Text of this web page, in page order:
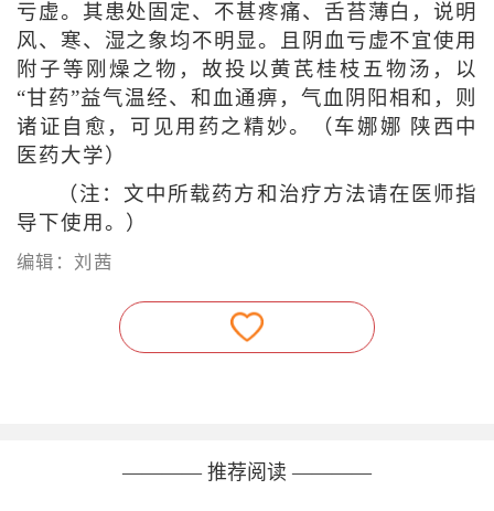
亏虚。其患处固定、不甚疼痛、舌苔薄白，说明
风、寒、湿之象均不明显。且阴血亏虚不宜使用
附子等刚燥之物，故投以黄芪桂枝五物汤，以
“甘药”益气温经、和血通痹，气血阴阳相和，则
诸证自愈，可见用药之精妙。（车娜娜 陕西中
医药大学）
（注：文中所载药方和治疗方法请在医师指
导下使用。）
编辑：刘茜
———— 推荐阅读 ————